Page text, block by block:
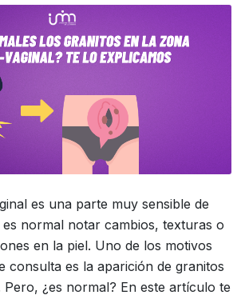
es una parte muy sensible de
normal notar cambios, texturas o
en la piel. Uno de los motivos
consulta es la aparición de granitos
¿es normal? En este artículo te